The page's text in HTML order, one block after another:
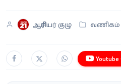
ஆசிரியர் குழு வணிகம்